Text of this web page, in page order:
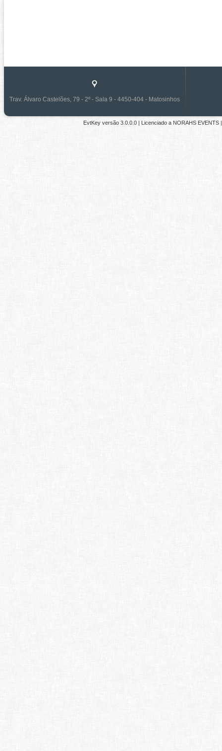
Trav. Álvaro Castelões, 79 - 2º - Sala 9 - 4450-404 - Matosinhos
EvtKey versão 3.0.0.0| Licenciado a NORAHS EVENTS